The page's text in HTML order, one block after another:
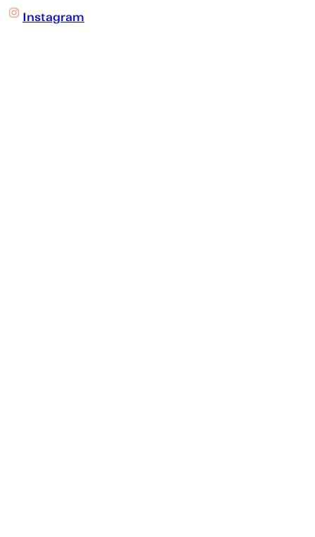
Instagram